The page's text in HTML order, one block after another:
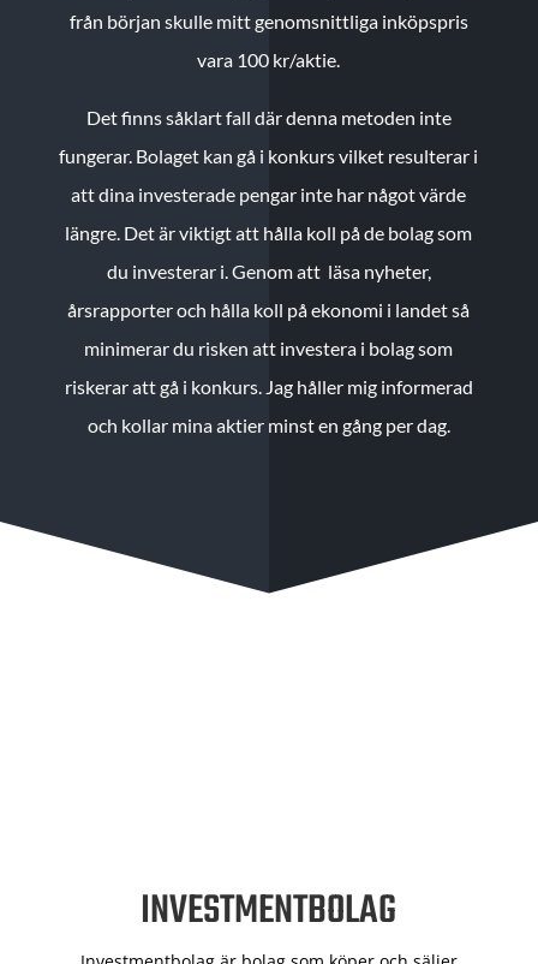
från början skulle mitt genomsnittliga inköpspris
vara 100 kr/aktie.
Det finns såklart fall där denna metoden inte
fungerar. Bolaget kan gå i konkurs vilket resulterar i
att dina investerade pengar inte har något värde
längre. Det är viktigt att hålla koll på de bolag som
du investerar i. Genom att läsa nyheter,
årsrapporter och hålla koll på ekonomi i landet så
minimerar du risken att investera i bolag som
riskerar att gå i konkurs. Jag håller mig informerad
och kollar mina aktier minst en gång per dag.
INVESTMENTBOLAG